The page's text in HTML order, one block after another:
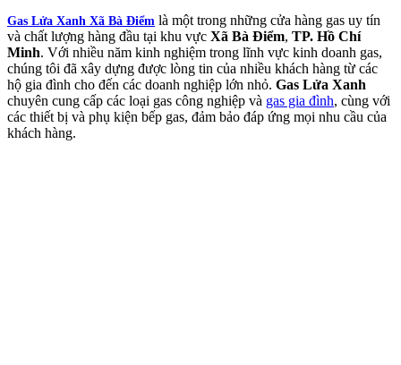
Gas Lửa Xanh Xã Bà Điểm là một trong những cửa hàng gas uy tín
và chất lượng hàng đầu tại khu vực Xã Bà Điểm, TP. Hồ Chí
Minh. Với nhiều năm kinh nghiệm trong lĩnh vực kinh doanh gas,
chúng tôi đã xây dựng được lòng tin của nhiều khách hàng từ các
hộ gia đình cho đến các doanh nghiệp lớn nhỏ. Gas Lửa Xanh
chuyên cung cấp các loại gas công nghiệp và gas gia đình, cùng với
các thiết bị và phụ kiện bếp gas, đảm bảo đáp ứng mọi nhu cầu của
khách hàng.